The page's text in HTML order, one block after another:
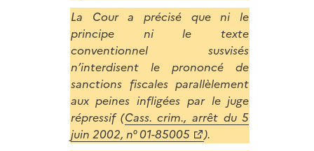
La Cour a précisé que ni le
principe ni le texte
conventionnel susvisés
n’interdisent le prononcé de
sanctions fiscales parallèlement
aux peines infligées par le juge
répressif (Cass. crim., arrêt du 5
juin 2002, n° 01-85005
).